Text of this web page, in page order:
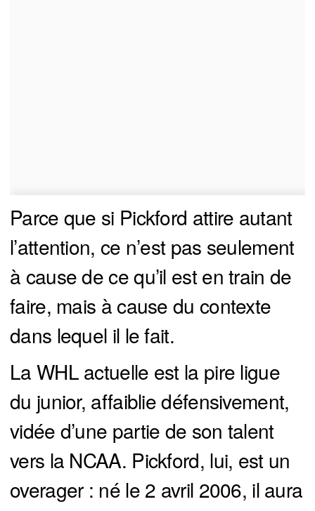
Parce que si Pickford attire autant
l’attention, ce n’est pas seulement
à cause de ce qu’il est en train de
faire, mais à cause du contexte
dans lequel il le fait.
La WHL actuelle est la pire ligue
du junior, affaiblie défensivement,
vidée d’une partie de son talent
vers la NCAA. Pickford, lui, est un
overager : né le 2 avril 2006, il aura